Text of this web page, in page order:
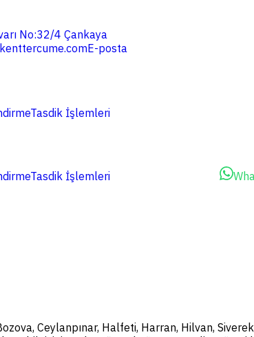
No:32/4 Çankaya
E-posta
Tasdik İşlemleri
Tasdik İşlemleri
Ceylanpınar, Halfeti, Harran, Hilvan,